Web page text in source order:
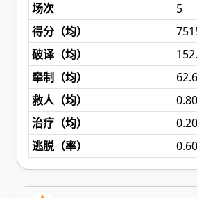
场次
5
得分（均）
破译（均）
牵制（均）
救人（均）
0.80
治疗（均）
0.20
逃脱（率） 0.60